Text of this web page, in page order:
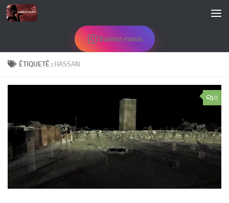
Skip to content
Suivez-nous
ÉTIQUETÉ : HASSAN
0